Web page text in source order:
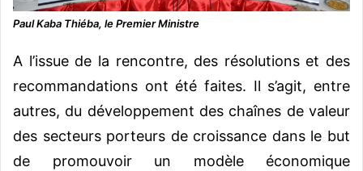
Paul Kaba Thiéba, le Premier Ministre
A l’issue de la rencontre, des résolutions et des
recommandations ont été faites. Il s’agit, entre
autres, du développement des chaînes de valeur
des secteurs porteurs de croissance dans le but
de promouvoir un modèle économique